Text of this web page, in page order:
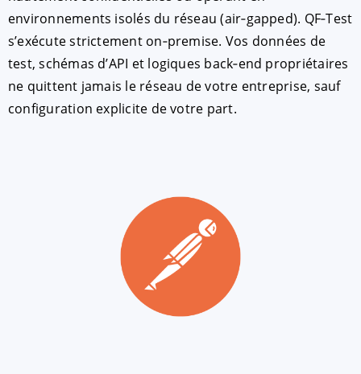
environnements isolés du réseau (air‑gapped). QF‑Test
s’exécute strictement on‑premise. Vos données de
test, schémas d’API et logiques back‑end propriétaires
ne quittent jamais le réseau de votre entreprise, sauf
configuration explicite de votre part.